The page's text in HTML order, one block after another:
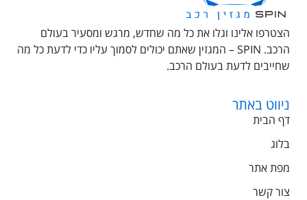
הצטרפו אלינו וגלו את כל מה שחדש, מרגש ומסעיר בעולם
הרכב. SPIN – המגזין שאתם יכולים לסמוך עליו כדי לדעת כל מה
שחייבים לדעת בעולם הרכב.
ניווט באתר
דף הבית
בלוג
מפת אתר
צור קשר